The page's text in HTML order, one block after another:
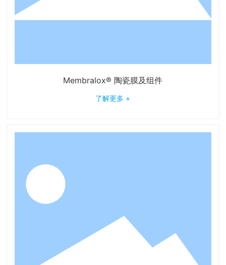
Membralox® 陶瓷膜及组件
了解更多 +